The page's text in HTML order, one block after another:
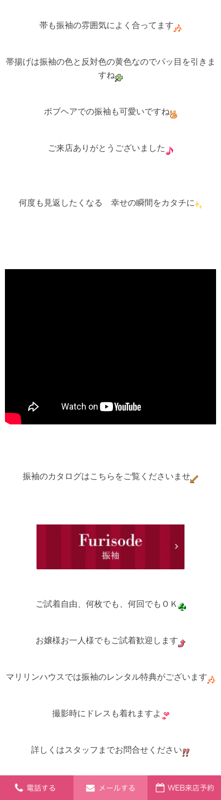
帯も振袖の雰囲気によく合ってます
帯揚げは振袖の色と反対色の黄色なのでパッ目を引きま
すね
ボブヘアでの振袖も可愛いですね
ご来店ありがとうございました
何度も見返したくなる 幸せの瞬間をカタチに
振袖のカタログはこちらをご覧くださいませ
ご試着自由、何枚でも、何回でもＯＫ
お嬢様お一人様でもご試着歓迎します
マリリンハウスでは振袖のレンタル特典がございます
撮影時にドレスも着れますよ
詳しくはスタッフまでお問合せください